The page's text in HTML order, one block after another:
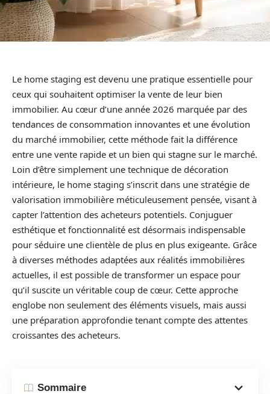
Le home staging est devenu une pratique essentielle pour
ceux qui souhaitent optimiser la vente de leur bien
immobilier. Au cœur d’une année 2026 marquée par des
tendances de consommation innovantes et une évolution
du marché immobilier, cette méthode fait la différence
entre une vente rapide et un bien qui stagne sur le marché.
Loin d’être simplement une technique de décoration
intérieure, le home staging s’inscrit dans une stratégie de
valorisation immobilière méticuleusement pensée, visant à
capter l’attention des acheteurs potentiels. Conjuguer
esthétique et fonctionnalité est désormais indispensable
pour séduire une clientèle de plus en plus exigeante. Grâce
à diverses méthodes adaptées aux réalités immobilières
actuelles, il est possible de transformer un espace pour
qu’il suscite un véritable coup de cœur. Cette approche
englobe non seulement des éléments visuels, mais aussi
une préparation approfondie tenant compte des attentes
croissantes des acheteurs.
Sommaire